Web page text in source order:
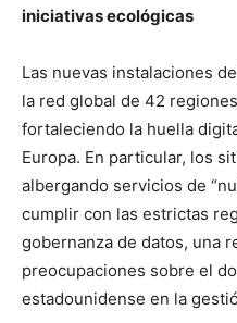
iniciativas ecológicas
Las nuevas instalaciones
la red global de 42
fortaleciendo la huella
Europa. En particular, los
albergando servicios de
cumplir con las estrictas
gobernanza de datos, una
preocupaciones sobre el
estadounidense en la